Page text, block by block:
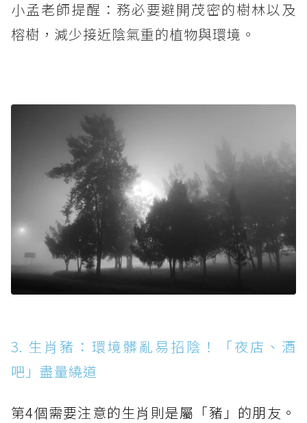
小孟老師提醒：務必要避開茂密的樹林以及
榕樹，減少接近陰氣重的植物與環境。
3. 生肖豬：環境髒亂易招陰！「夜店、酒
吧」盡量繞道
第4個需要注意的生肖則是屬「豬」的朋友。